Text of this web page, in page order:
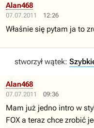
07.07.2011 12:26
Alan468
Właśnie się pytam ja to
stworzył wątek:
07.07.2011 09:36
Alan468
Mam już jedno intro w
FOX a teraz chce zrobić